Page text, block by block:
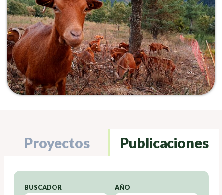
Proyectos Publicaciones
BUSCADOR AÑO